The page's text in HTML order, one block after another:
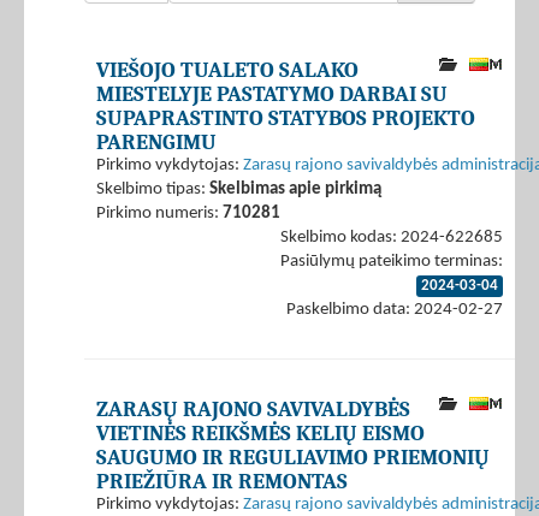
VIEŠOJO TUALETO SALAKO
MIESTELYJE PASTATYMO DARBAI SU
SUPAPRASTINTO STATYBOS PROJEKTO
PARENGIMU
Pirkimo vykdytojas: Zarasų rajono savivaldybės
Skelbimo tipas: Skelbimas apie pirkimą
Pirkimo numeris: 710281
Skelbimo kodas: 2024-622685
Pasiūlymų pateikimo terminas:
2024-03-04
Paskelbimo data: 2024-02-27
ZARASŲ RAJONO SAVIVALDYBĖS
VIETINĖS REIKŠMĖS KELIŲ EISMO
SAUGUMO IR REGULIAVIMO PRIEMONIŲ
PRIEŽIŪRA IR REMONTAS
Pirkimo vykdytojas: Zarasų rajono savivaldybės